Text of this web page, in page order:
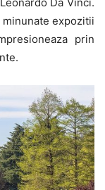
minunate expozitii
prin